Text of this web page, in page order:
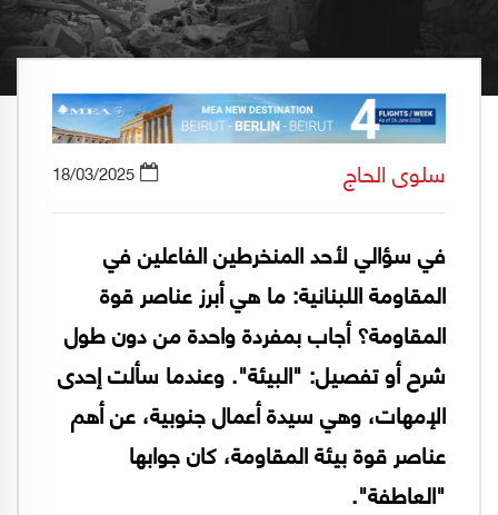
سلوى الحاج 18/03/2025
في سؤالي لأحد المنخرطين الفاعلين في
المقاومة اللبنانية: ما هي أبرز عناصر قوة
المقاومة؟ أجاب بمفردة واحدة من دون طول
شرح أو تفصيل: "البيئة". وعندما سألت إحدى
الإمهات، وهي سيدة أعمال جنوبية، عن أهم
عناصر قوة بيئة المقاومة، كان جوابها
"العاطفة".